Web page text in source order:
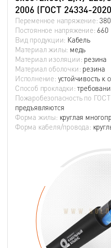
2006 (ГОСТ 24334-
Переменное напряжение:380
Постоянное напряжение: 660
Вид продукции: Кабель
Материал жилы: медь
Материал изоляции: резина
Материал оболочки: резина
Исполнение: устойчивость к
Способ прокладки:
Пожаробезопасность по
предъявляются
Форма жилы: круглая
Форма кабеля/провода: